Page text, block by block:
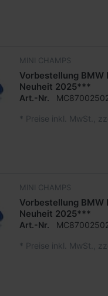
MINI CHAMPS
Vorbestellung
Neuheit 2025***
Art.-Nr.
* Preise inkl. MwSt.,
MINI CHAMPS
Vorbestellung
Neuheit 2025***
Art.-Nr.
* Preise inkl. MwSt.,